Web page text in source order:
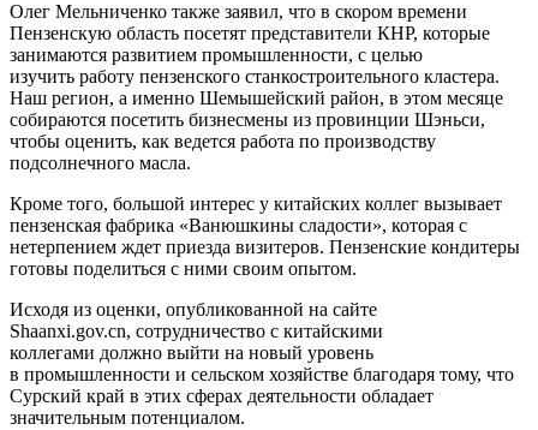
Олег Мельниченко также заявил, что в скором времени
Пензенскую область посетят представители КНР, которые
занимаются развитием промышленности, с целью
изучить работу пензенского станкостроительного кластера.
Наш регион, а именно Шемышейский район, в этом месяце
собираются посетить бизнесмены из провинции Шэньси,
чтобы оценить, как ведется работа по производству
подсолнечного масла.
Кроме того, большой интерес у китайских коллег вызывает
пензенская фабрика «Ванюшкины сладости», которая с
нетерпением ждет приезда визитеров. Пензенские кондитеры
готовы поделиться с ними своим опытом.
Исходя из оценки, опубликованной на сайте
Shaanxi.gov.cn, сотрудничество с китайскими
коллегами должно выйти на новый уровень
в промышленности и сельском хозяйстве благодаря тому, что
Сурский край в этих сферах деятельности обладает
значительным потенциалом.